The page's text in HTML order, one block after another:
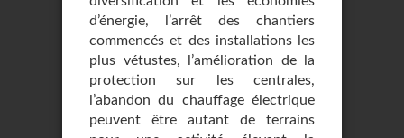
d’énergie, l’arrêt des chantiers
commencés et des installations les
plus vétustes, l’amélioration de la
protection sur les centrales,
l’abandon du chauffage électrique
peuvent être autant de terrains